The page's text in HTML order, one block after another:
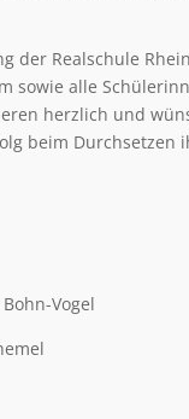
der Realschule
sowie alle
herzlich und
beim Durchsetzen
Vogel